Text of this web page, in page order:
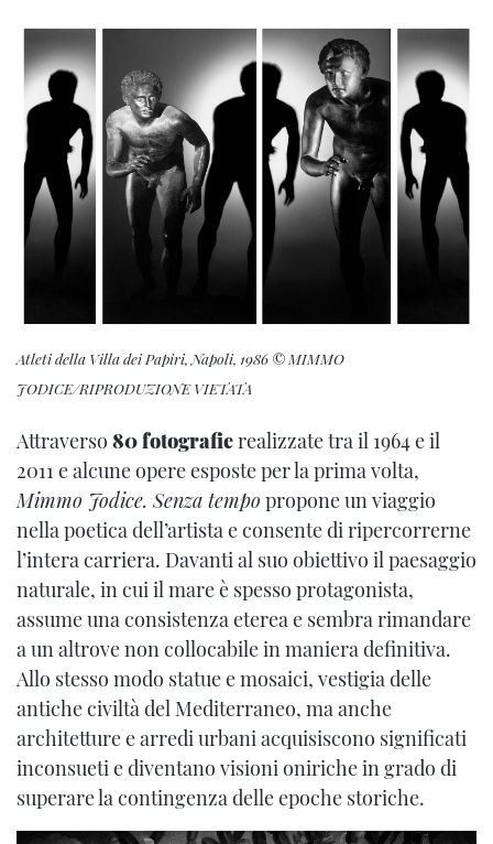
Atleti della Villa dei Papiri, Napoli, 1986 © MIMMO
JODICE/RIPRODUZIONE VIETATA
Attraverso 80 fotografierealizzate tra il 1964 e il
2011 e alcune opere esposte per la prima volta,
Mimmo Jodice. Senza tempo propone un viaggio
nella poetica dell’artista e consente di ripercorrerne
l’intera carriera. Davanti al suo obiettivo il paesaggio
naturale, in cui il mare è spesso protagonista,
assume una consistenza eterea e sembra rimandare
a un altrove non collocabile in maniera definitiva.
Allo stesso modo statue e mosaici, vestigia delle
antiche civiltà del Mediterraneo, ma anche
architetture e arredi urbani acquisiscono significati
inconsueti e diventano visioni oniriche in grado di
superare la contingenza delle epoche storiche.